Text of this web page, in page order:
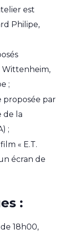
est
Philipe,
Wittenheim,
;
proposée par
de la
;
« E.T.
écran de
:
18h00,